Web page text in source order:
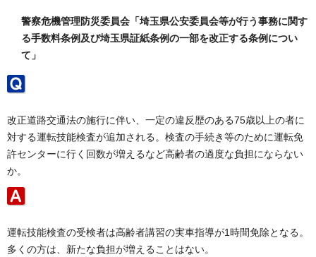
警察危機管理防災委員会「埼玉県公安委員会等が行う事務に関す
る手数料条例及び埼玉県証紙条例の一部を改正する条例につい
て」
改正道路交通法の施行に伴い、一定の違反歴のある75歳以上の者に
対する運転技能検査が追加される。検査の手続き等のために運転免
許センターに行く回数が増えるなど高齢者の過度な負担にならない
か。
運転技能検査の受検者は高齢者講習の実車指導が1時間免除となる。
多くの方は、新たな負担が増えることはない。